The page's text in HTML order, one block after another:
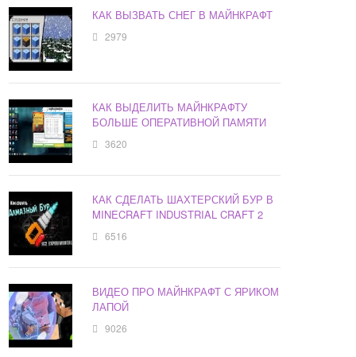
КАК ВЫЗВАТЬ СНЕГ В МАЙНКРАФТ
2979
КАК ВЫДЕЛИТЬ МАЙНКРАФТУ
БОЛЬШЕ ОПЕРАТИВНОЙ ПАМЯТИ
3620
КАК СДЕЛАТЬ ШАХТЕРСКИЙ БУР В
MINECRAFT INDUSTRIAL CRAFT 2
6516
ВИДЕО ПРО МАЙНКРАФТ С ЯРИКОМ
ЛАПОЙ
9026